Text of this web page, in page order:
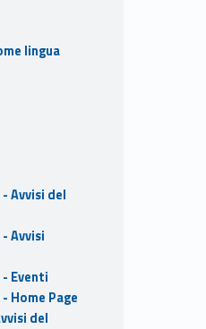
lingua
Avvisi del
Avvisi
Eventi
Home Page
del